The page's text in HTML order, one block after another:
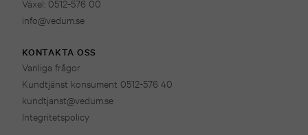
Växel: 0512-576 00
info@vedum.se
KONTAKTA OSS
Vanliga frågor
Kundtjänst konsument 0512-576 40
kundtjanst@vedum.se
Integritetspolicy